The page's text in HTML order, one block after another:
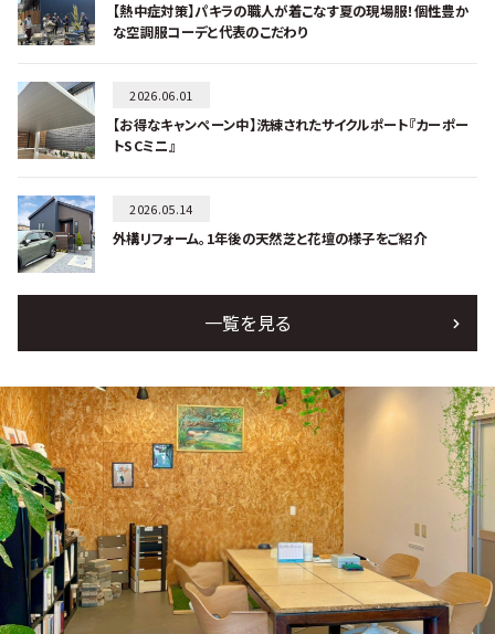
【熱中症対策】パキラの職人が着こなす夏の現場服！個性豊か
な空調服コーデと代表のこだわり
2026.06.01
【お得なキャンペーン中】洗練されたサイクルポート『カーポー
トSCミニ』
2026.05.14
外構リフォーム。1年後の天然芝と花壇の様子をご紹介
一覧を見る